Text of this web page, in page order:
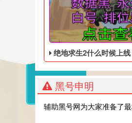
绝地求生2什么时候上线 - 吃鸡
黑号申明
辅助黑号网为大家准备了